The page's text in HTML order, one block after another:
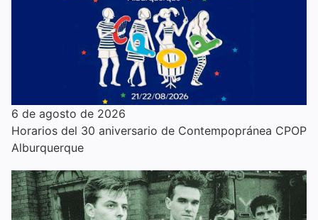
6 de agosto de 2026
Horarios del 30 aniversario de Contempopránea CPOP
Alburquerque